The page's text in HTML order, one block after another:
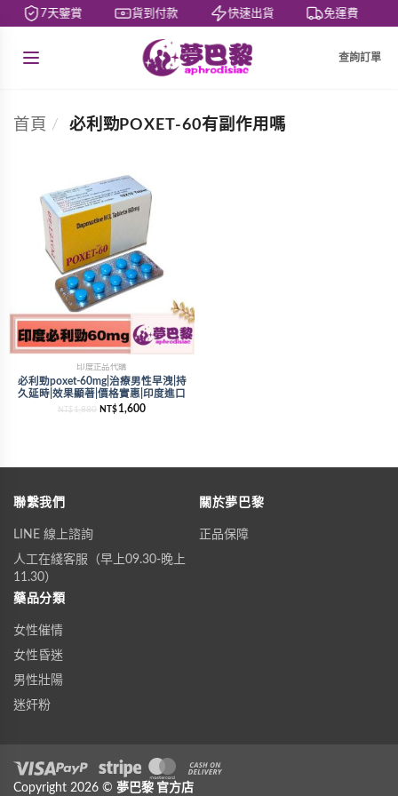
7天鑒賞 貨到付款 快速出貨 免運費
查詢訂單
首頁 / 必利勁POXET-60有副作用嗎
印度正品代購
必利勁poxet-60mg|治療男性早洩|持
久延時|效果顯著|價格實惠|印度進口
NT$1,880 NT$ 1,600
聯繫我們
LINE 線上諮詢
人工在綫客服（早上09.30-晚上
11.30）
關於夢巴黎
正品保障
藥品分類
女性催情
女性昏迷
男性壯陽
迷奸粉
Visa PayPalStripe MasterCardCash On Delivery
Copyright 2026 © 夢巴黎 官方店